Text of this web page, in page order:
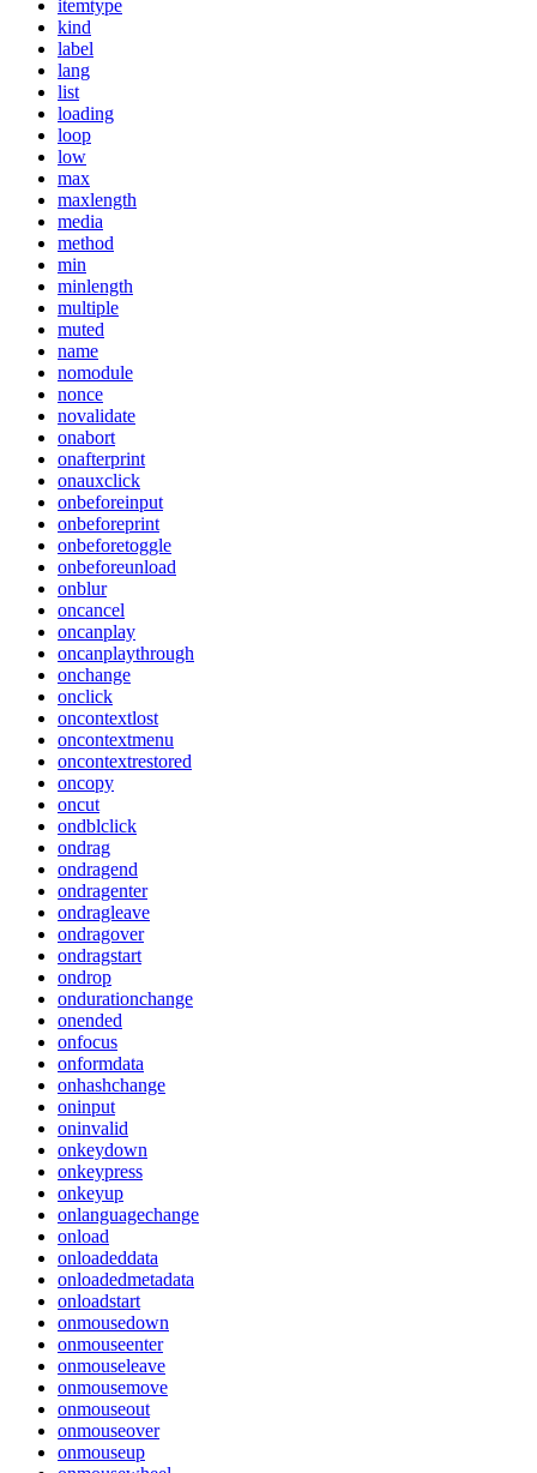
itemtype
kind
label
lang
list
loading
loop
low
max
maxlength
media
method
min
minlength
multiple
muted
name
nomodule
nonce
novalidate
onabort
onafterprint
onauxclick
onbeforeinput
onbeforeprint
onbeforetoggle
onbeforeunload
onblur
oncancel
oncanplay
oncanplaythrough
onchange
onclick
oncontextlost
oncontextmenu
oncontextrestored
oncopy
oncut
ondblclick
ondrag
ondragend
ondragenter
ondragleave
ondragover
ondragstart
ondrop
ondurationchange
onended
onfocus
onformdata
onhashchange
oninput
oninvalid
onkeydown
onkeypress
onkeyup
onlanguagechange
onload
onloadeddata
onloadedmetadata
onloadstart
onmousedown
onmouseenter
onmouseleave
onmousemove
onmouseout
onmouseover
onmouseup